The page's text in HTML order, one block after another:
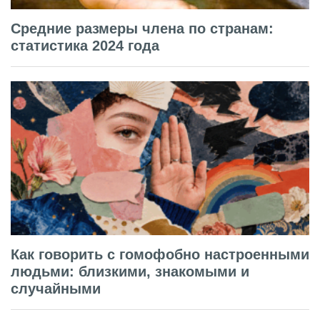
Средние размеры члена по странам:
статистика 2024 года
Как говорить с гомофобно настроенными
людьми: близкими, знакомыми и
случайными